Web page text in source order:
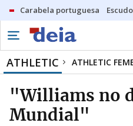
Carabela portuguesa
ATHLETIC ATHLETIC
"Williams no
Mundial"